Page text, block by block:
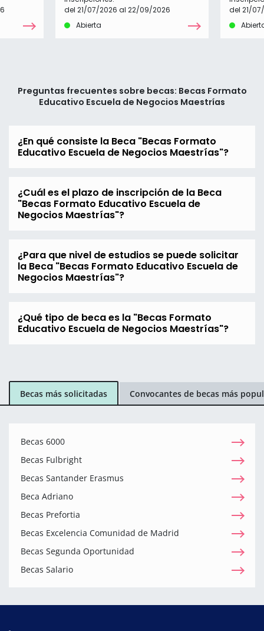
del 21/07/2026 al 22/09/2026
Abierta
del 21/
Preguntas frecuentes sobre becas: Becas Formato
Educativo Escuela de Negocios Maestrías
¿En qué consiste la Beca "Becas Formato
Educativo Escuela de Negocios Maestrías"?
¿Cuál es el plazo de inscripción de la Beca
"Becas Formato Educativo Escuela de
Negocios Maestrías"?
¿Para que nivel de estudios se puede solicitar
la Beca "Becas Formato Educativo Escuela de
Negocios Maestrías"?
¿Qué tipo de beca es la "Becas Formato
Educativo Escuela de Negocios Maestrías"?
Becas más solicitadas Convocantes de becas más
Becas 6000
Becas Fulbright
Becas Santander Erasmus
Beca Adriano
Becas Prefortia
Becas Excelencia Comunidad de Madrid
Becas Segunda Oportunidad
Becas Salario